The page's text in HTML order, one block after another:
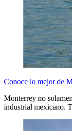
Conoce lo mejor de
Monterrey no
industrial mexicano.